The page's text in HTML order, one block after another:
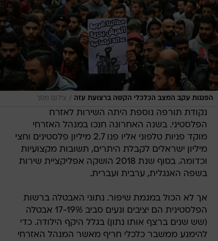
הפגנות עקב המצב הכלכלי הקשה ברצועת עזה / צילום מסך
נקודת תורפה נוספת היתה השירות לאזרח
הפלסטיני. בשנה האחרונה חנכו במנהל האזרחי
מוקד פניות טלפוני אליו פנו 2.7 מיליון פלסטינים וחצי
מיליון ישראלים לקבלת היתרים, תשובות מקצועיות
וכדומה. בסוף שנת 2018 הושקה אפליקציית שירות
בשפה האנגלית, ערבית ועברית.
אך לא הכול במגמת שיפור. נתוני האבטלה ברשות
הפלסטינית הם יציבים ונעים סביב 17-19% אבטלה
(שש שנים ברצף אותו נתון) בגלל היקף הילודה. כדי
להימנע ממשבר כלכלי חריף מאשר המנהל האזרחי